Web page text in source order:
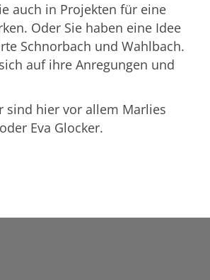
auch in Projekten für eine
Oder Sie haben eine Idee
Schnorbach und Wahlbach.
auf ihre Anregungen und
sind hier vor allem Marlies
Eva Glocker.